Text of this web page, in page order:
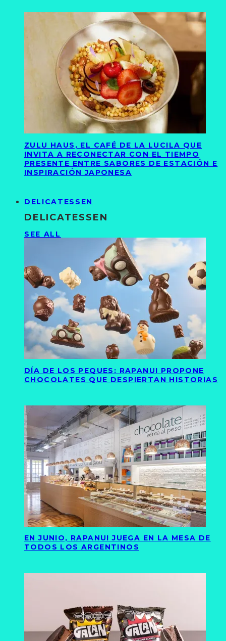
ZULU HAUS, EL CAFÉ DE LA LUCILA QUE
INVITA A RECONECTAR CON EL TIEMPO
PRESENTE ENTRE SABORES DE ESTACIÓN E
INSPIRACIÓN JAPONESA
DELICATESSEN
DELICATESSEN
SEE ALL
DÍA DE LOS PEQUES: RAPANUI PROPONE
CHOCOLATES QUE DESPIERTAN HISTORIAS
EN JUNIO, RAPANUI JUEGA EN LA MESA DE
TODOS LOS ARGENTINOS